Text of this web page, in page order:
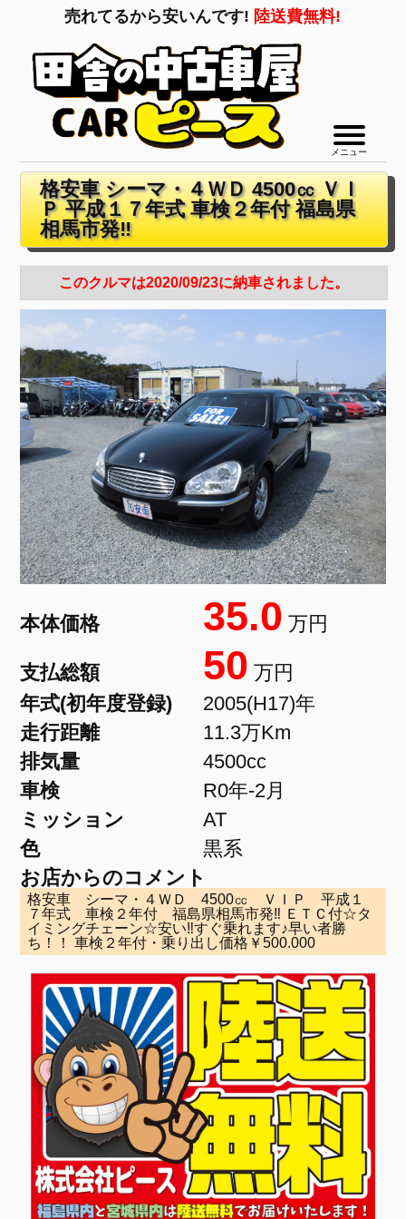
売れてるから安いんです! 陸送費無料!
メニュー
格安車 シーマ・４ＷＤ 4500㏄ ＶＩ
Ｐ 平成１７年式 車検２年付 福島県
相馬市発‼
このクルマは2020/09/23に納車されました。
本体価格 35.0 万円
支払総額 50 万円
年式(初年度登録)
2005(H17)年
走行距離
11.3万Km
排気量
4500cc
車検
R0年-2月
ミッション
AT
色
黒系
お店からのコメント
格安車 シーマ・４ＷＤ 4500㏄ ＶＩＰ 平成１
７年式 車検２年付 福島県相馬市発‼ ＥＴＣ付☆タ
イミングチェーン☆安い‼すぐ乗れます♪早い者勝
ち！！ 車検２年付・乗り出し価格￥500.000